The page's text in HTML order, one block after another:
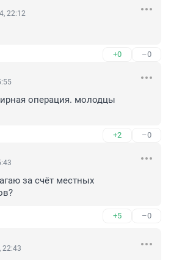
22:12
+0 –0
операция. молодцы
+2 –0
за счёт местных
+5 –0
22:43